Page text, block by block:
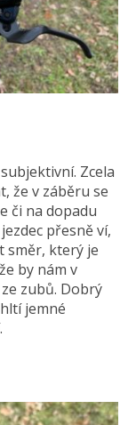
Zcela
že v záběru se
či na dopadu
přesně ví,
směr, který je
by nám v
zubů. Dobrý
jemné